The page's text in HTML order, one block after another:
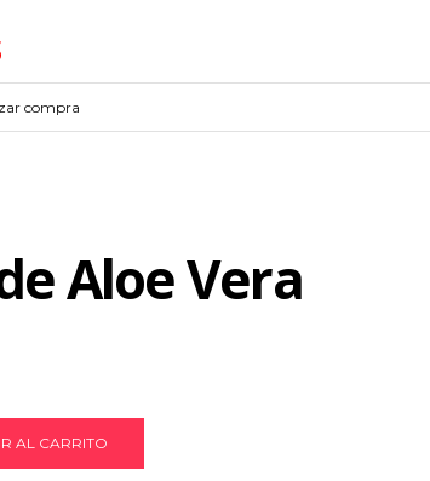
compra
Aloe Vera
AL CARRITO